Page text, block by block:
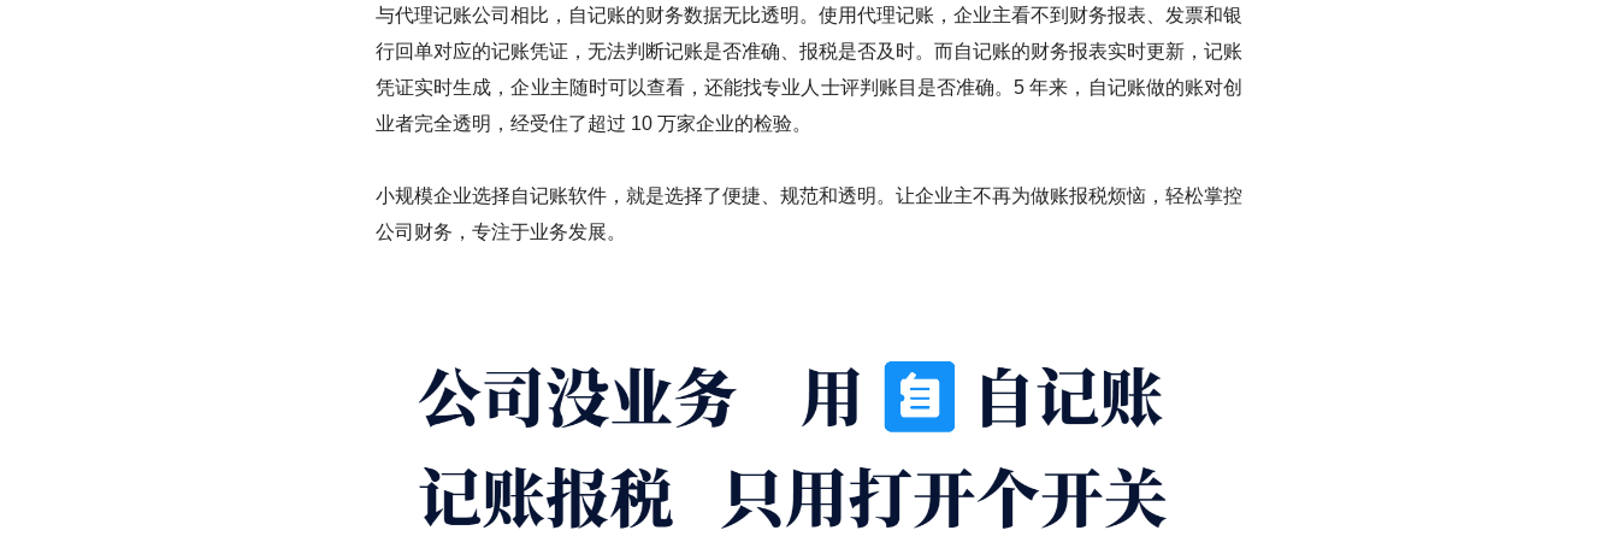
与代理记账公司相比，自记账的财务数据无比透明。使用代理记账，企业主看不到财务报表、发票和银
行回单对应的记账凭证，无法判断记账是否准确、报税是否及时。而自记账的财务报表实时更新，记账
凭证实时生成，企业主随时可以查看，还能找专业人士评判账目是否准确。5 年来，自记账做的账对创
业者完全透明，经受住了超过 10 万家企业的检验。
小规模企业选择自记账软件，就是选择了便捷、规范和透明。让企业主不再为做账报税烦恼，轻松掌控
公司财务，专注于业务发展。